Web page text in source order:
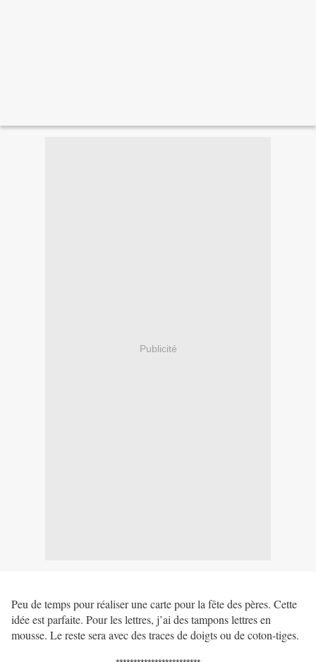
Publicité
Peu de temps pour réaliser une carte pour la fête des pères. Cette
idée est parfaite. Pour les lettres, j’ai des tampons lettres en
mousse. Le reste sera avec des traces de doigts ou de coton-tiges.